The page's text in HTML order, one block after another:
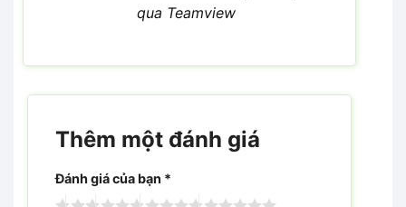
qua Teamview
Thêm một đánh giá
Đánh giá của bạn *